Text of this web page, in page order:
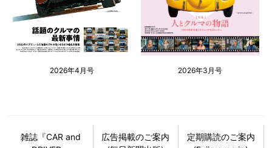
2026年4月号 2026年3月号
雑誌『CAR and
広告掲載のご案内
定期購読のご案内